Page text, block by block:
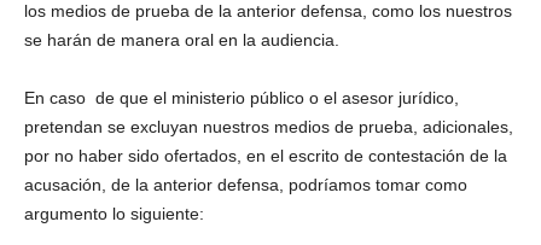
los medios de prueba de la anterior defensa, como los nuestros
se harán de manera oral en la audiencia.
En caso de que el ministerio público o el asesor jurídico,
pretendan se excluyan nuestros medios de prueba, adicionales,
por no haber sido ofertados, en el escrito de contestación de la
acusación, de la anterior defensa, podríamos tomar como
argumento lo siguiente: